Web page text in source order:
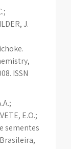
J.
ISSN
E.O.;
sementes